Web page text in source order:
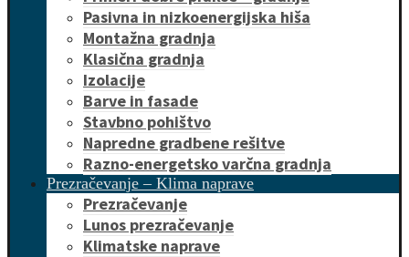
Pasivna in nizkoenergijska hiša
Montažna gradnja
Klasična gradnja
Izolacije
Barve in fasade
Stavbno pohištvo
Napredne gradbene rešitve
Razno-energetsko varčna gradnja
Prezračevanje – Klima naprave
Prezračevanje
Lunos prezračevanje
Klimatske naprave